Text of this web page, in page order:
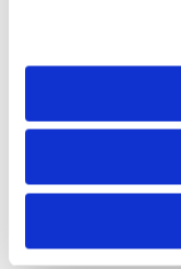
forretningsdrift
føreslå ein
bedrifts
identifisere
analysere og
ein strategi for